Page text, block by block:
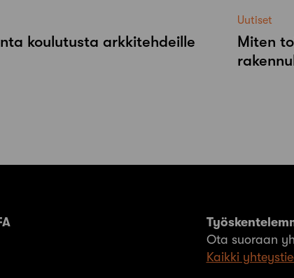
koulutusta arkkitehdeille
Uutiset
Miten
Ota suoraan
Kaikki